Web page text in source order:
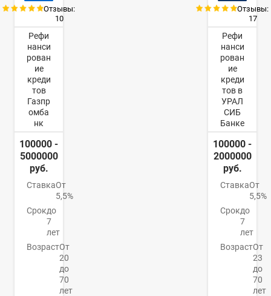
Отзывы:
10
Рефи
нанси
рован
ие
креди
тов
Газпр
омба
нк
100000 -
5000000
руб.
СтавкаОт
5,5%
Срокдо
7
лет
ВозрастОт
20
до
70
лет
Отзывы:
17
Рефи
нанси
рован
ие
креди
тов в
УРАЛ
СИБ
Банке
100000 -
2000000
руб.
СтавкаОт
5,5%
Срокдо
7
лет
ВозрастОт
23
до
70
лет